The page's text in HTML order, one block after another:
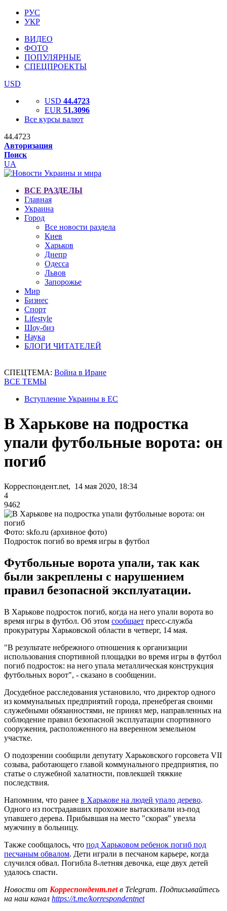
РУС
УКР
ВИДЕО
ФОТО
ПОПУЛЯРНЫЕ
СПЕЦПРОЕКТЫ
USD
USD 44.4723
EUR 51.3096
Все курсы валют
44.4723
Авторизация
Поиск
UA
ВСЕ РАЗДЕЛЫ
Главная
Украина
Город
Все новости раздела
Киев
Харьков
Днепр
Одесса
Львов
Запорожье
Мир
Бизнес
Спорт
Lifestyle
Шоу-биз
Наука
БЛОГИ ЧИТАТЕЛЕЙ
СПЕЦТЕМА: Война в Иране
ВСЕ ТЕМЫ
Вступление Украины в ЕС
В Харькове на подростка
упали футбольные ворота: он
погиб
Корреспондент.net, 14 мая 2020, 18:34
4
9462
Фото: skfo.ru (архивное фото)
Подросток погиб во время игры в футбол
Футбольные ворота упали, так как
были закреплены с нарушением
правил безопасной эксплуатации.
В Харькове подросток погиб, когда на него упали ворота во
время игры в футбол. Об этом сообщает пресс-служба
прокуратуры Харьковской области в четверг, 14 мая.
"В результате небрежного отношения к организации
использования спортивной площадки во время игры в футбол
погиб подросток: на него упала металлическая конструкция
футбольных ворот", - сказано в сообщении.
Досудебное расследования установило, что директор одного
из коммунальных предприятий города, пренебрегая своими
служебными обязанностями, не принял мер, направленных на
соблюдение правил безопасной эксплуатации спортивного
сооружения, расположенного на вверенном земельном
участке.
О подозрении сообщили депутату Харьковского горсовета VII
созыва, работающего главой коммунального предприятия, по
статье о служебной халатности, повлекшей тяжкие
последствия.
Напомним, что ранее в Харькове на людей упало дерево.
Одного из пострадавших прохожие вытаскивали из-под
упавшего дерева. Прибывшая на место "скорая" увезла
мужчину в больницу.
Также сообщалось, что под Харьковом ребенок погиб под
песчаным обвалом. Дети играли в песчаном карьере, когда
случился обвал. Погибла 8-летняя девочка, еще двух детей
удалось спасти.
Новости от Корреспондент.netв Telegram. Подписывайтесь
на наш канал https://t.me/korrespondentnet